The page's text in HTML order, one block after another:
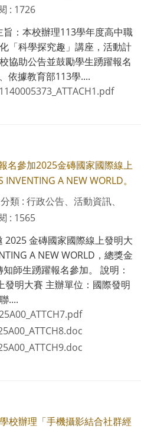
: 1726
：本校辦理113學年度高中職
「科學探究趣」講座，活動計
協助公告並鼓勵學生踴躍報名
依據教育部113學....
名參加2025金磚國家國際線上
A NEW WORLD。
類 : 行政公告、活動資訊、
: 1565
2025 金磚國家國際線上發明大
A NEW WORLD，總獎金
師生踴躍報名參加。 說明：
明大賽 主辦單位：國際發明
聯....
校辦理「手機攝影結合社群經